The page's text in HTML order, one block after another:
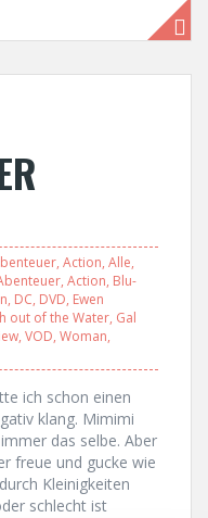
, Action, Alle,
, Action, Blu-
, DC, DVD, Ewen
out of the Water, Gal
, VOD, Woman,
ich schon einen
klang. Mimimi
das selbe. Aber
freue und gucke wie
Kleinigkeiten
schlecht ist